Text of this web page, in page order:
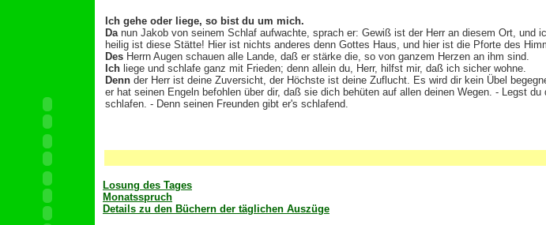
Ich gehe oder liege, so bist du um mich.
Da nun Jakob von seinem Schlaf aufwachte, sprach er: Gewiß ist der Herr an diesem Ort, und
heilig ist diese Stätte! Hier ist nichts anderes denn Gottes Haus, und hier ist die Pforte des
Des Herrn Augen schauen alle Lande, daß er stärke die, so von ganzem Herzen an ihm sind.
Ich liege und schlafe ganz mit Frieden; denn allein du, Herr, hilfst mir, daß ich sicher wohne.
Denn der Herr ist deine Zuversicht, der Höchste ist deine Zuflucht. Es wird dir kein Übel
er hat seinen Engeln befohlen über dir, daß sie dich behüten auf allen deinen Wegen. - Legst
schlafen. - Denn seinen Freunden gibt er's schlafend.
Losung des Tages
Monatsspruch
Details zu den Büchern der täglichen Auszüge